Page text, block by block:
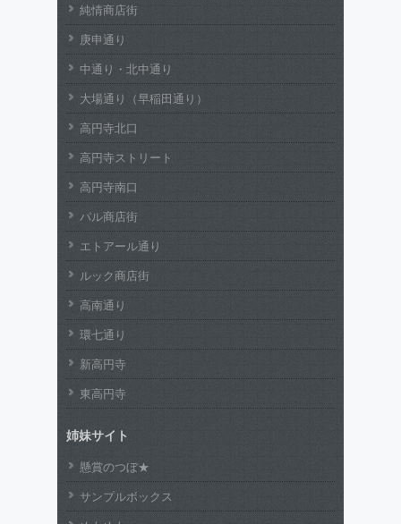
純情商店街
庚申通り
中通り・北中通り
大場通り（早稲田通り）
高円寺北口
高円寺ストリート
高円寺南口
パル商店街
エトアール通り
ルック商店街
高南通り
環七通り
新高円寺
東高円寺
姉妹サイト
懸賞のつぼ★
サンプルボックス